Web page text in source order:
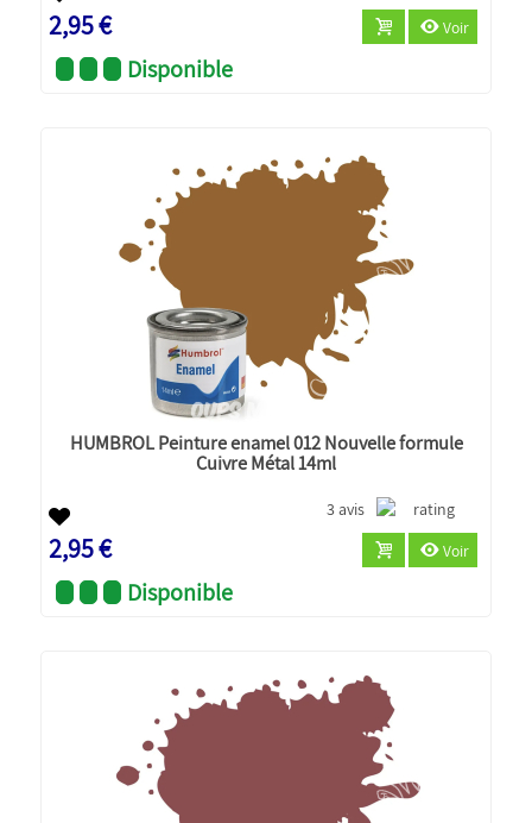
2,95 € Voir
Disponible
HUMBROL Peinture enamel 012 Nouvelle formule
Cuivre Métal 14ml
3 avis
2,95 € Voir
Disponible